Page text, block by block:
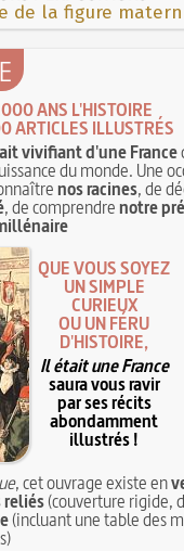
de la figure
ANS L'HISTOIRE
ARTICLES ILLUSTRÉS
vivifiant d'une France
du monde. Une
nos racines, de
, de comprendrenotre
QUE VOUS SOYEZ
UN SIMPLE
CURIEUX
OU UN FÉRU
D'HISTOIRE,
Il était une France
saura vous ravir
par ses récits
abondamment
illustrés !
, cet ouvrage existe en
reliés(couverture rigide,
(incluant une table des